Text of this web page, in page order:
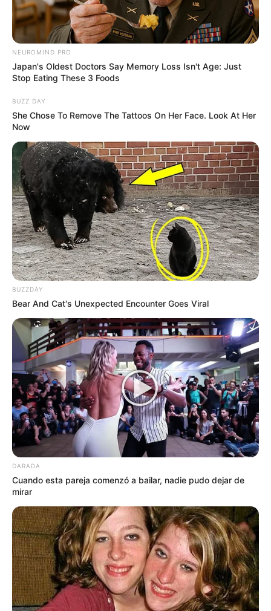
NEUROMIND PRO
Japan's Oldest Doctors Say Memory Loss Isn't Age: Just
Stop Eating These 3 Foods
BUZZ DAY
She Chose To Remove The Tattoos On Her Face. Look At Her
Now
BUZZDAY
Bear And Cat's Unexpected Encounter Goes Viral
DARADA
Cuando esta pareja comenzó a bailar, nadie pudo dejar de
mirar